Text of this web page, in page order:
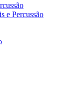
e Percussão